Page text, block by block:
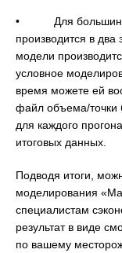
• Для
производится в два
модели
условное
время можете ей
файл объема/точки
для каждого
итоговых данных.
Подводя итоги,
моделирования
специалистам
результат в виде
по вашему